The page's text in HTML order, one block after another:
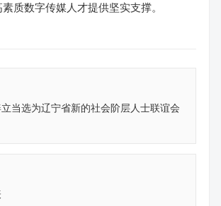
质数字传媒人才提供坚实支撑。
当选为辽宁省新的社会阶层人士联谊会